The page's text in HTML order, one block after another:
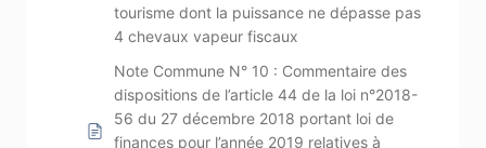
tourisme dont la puissance ne dépasse pas
4 chevaux vapeur fiscaux
Note Commune N° 10 : Commentaire des
dispositions de l’article 44 de la loi n°2018-
56 du 27 décembre 2018 portant loi de
finances pour l’année 2019 relatives à